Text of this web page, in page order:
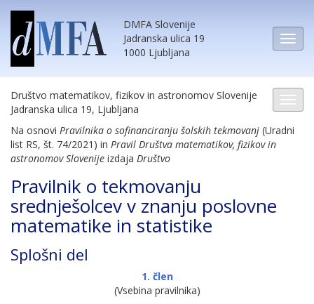
DMFA Slovenije
Jadranska ulica 19
1000 Ljubljana
Društvo matematikov, fizikov in astronomov Slovenije
Jadranska ulica 19, Ljubljana
Na osnovi Pravilnika o sofinanciranju šolskih tekmovanj (Uradni
list RS, št. 74/2021) in Pravil Društva matematikov, fizikov in
astronomov Slovenije izdaja Društvo
Pravilnik o tekmovanju
srednješolcev v znanju poslovne
matematike in statistike
Splošni del
1. člen
(Vsebina pravilnika)